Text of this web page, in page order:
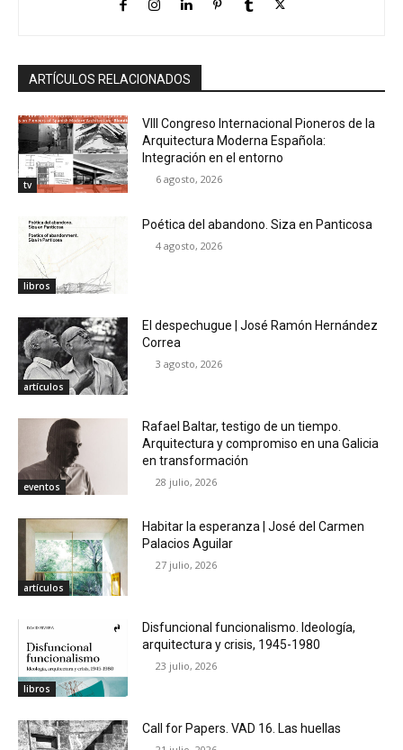
ARTÍCULOS RELACIONADOS
tv
VIII Congreso Internacional Pioneros de la
Arquitectura Moderna Española:
Integración en el entorno
6 agosto, 2026
libros
Poética del abandono. Siza en Panticosa
4 agosto, 2026
artículos
El despechugue | José Ramón Hernández
Correa
3 agosto, 2026
eventos
Rafael Baltar, testigo de un tiempo.
Arquitectura y compromiso en una Galicia
en transformación
28 julio, 2026
artículos
Habitar la esperanza | José del Carmen
Palacios Aguilar
27 julio, 2026
libros
Disfuncional funcionalismo. Ideología,
arquitectura y crisis, 1945-1980
23 julio, 2026
Call for Papers. VAD 16. Las huellas